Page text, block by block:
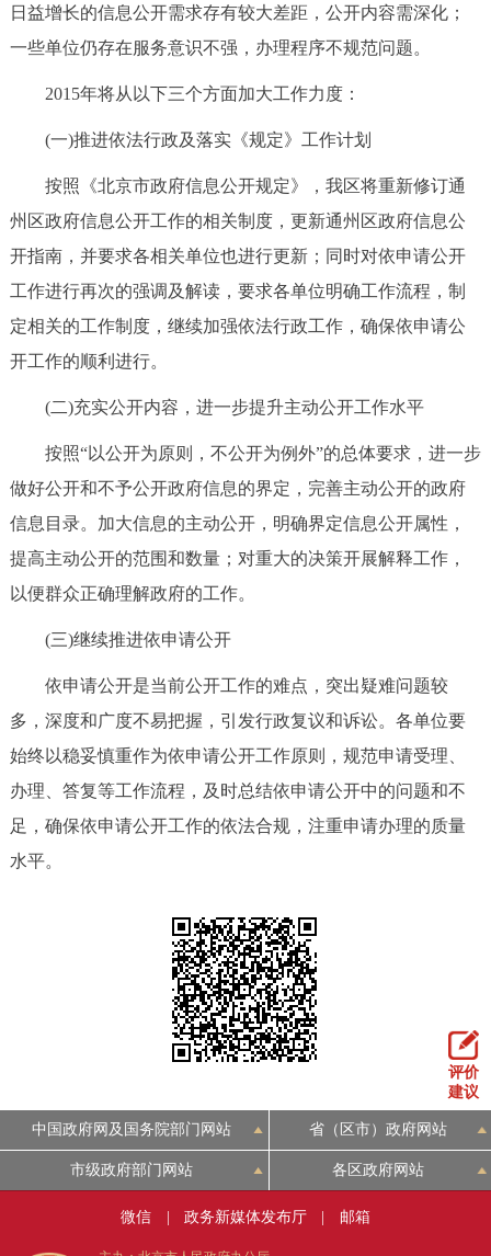
日益增长的信息公开需求存有较大差距，公开内容需深化；
一些单位仍存在服务意识不强，办理程序不规范问题。
2015年将从以下三个方面加大工作力度：
(一)推进依法行政及落实《规定》工作计划
按照《北京市政府信息公开规定》，我区将重新修订通
州区政府信息公开工作的相关制度，更新通州区政府信息公
开指南，并要求各相关单位也进行更新；同时对依申请公开
工作进行再次的强调及解读，要求各单位明确工作流程，制
定相关的工作制度，继续加强依法行政工作，确保依申请公
开工作的顺利进行。
(二)充实公开内容，进一步提升主动公开工作水平
按照“以公开为原则，不公开为例外”的总体要求，进一步
做好公开和不予公开政府信息的界定，完善主动公开的政府
信息目录。加大信息的主动公开，明确界定信息公开属性，
提高主动公开的范围和数量；对重大的决策开展解释工作，
以便群众正确理解政府的工作。
(三)继续推进依申请公开
依申请公开是当前公开工作的难点，突出疑难问题较
多，深度和广度不易把握，引发行政复议和诉讼。各单位要
始终以稳妥慎重作为依申请公开工作原则，规范申请受理、
办理、答复等工作流程，及时总结依申请公开中的问题和不
足，确保依申请公开工作的依法合规，注重申请办理的质量
水平。
评价
建议
中国政府网及国务院部门网站 省（区市）政府网站
市级政府部门网站 各区政府网站
微信 政务新媒体发布厅 邮箱